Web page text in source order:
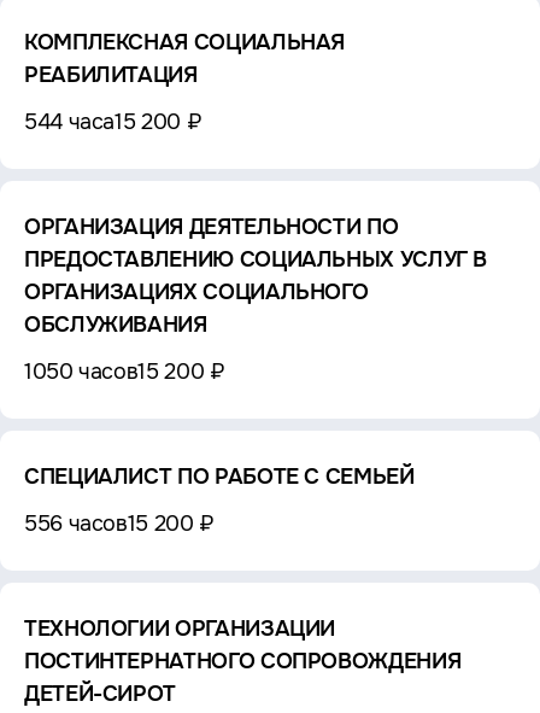
КОМПЛЕКСНАЯ СОЦИАЛЬНАЯ
РЕАБИЛИТАЦИЯ
544 часа15 200 ₽
ОРГАНИЗАЦИЯ ДЕЯТЕЛЬНОСТИ ПО
ПРЕДОСТАВЛЕНИЮ СОЦИАЛЬНЫХ УСЛУГ В
ОРГАНИЗАЦИЯХ СОЦИАЛЬНОГО
ОБСЛУЖИВАНИЯ
1050 часов15 200 ₽
СПЕЦИАЛИСТ ПО РАБОТЕ С СЕМЬЕЙ
556 часов15 200 ₽
ТЕХНОЛОГИИ ОРГАНИЗАЦИИ
ПОСТИНТЕРНАТНОГО СОПРОВОЖДЕНИЯ
ДЕТЕЙ-СИРОТ